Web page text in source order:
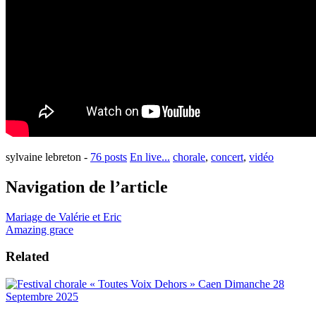
sylvaine lebreton - 76 posts En live... chorale, concert, vidéo
Navigation de l’article
Mariage de Valérie et Eric
Amazing grace
Related